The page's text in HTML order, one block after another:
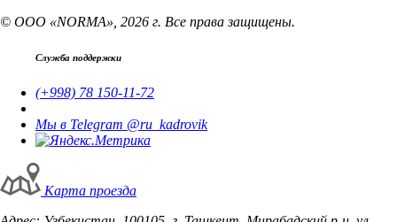
© ООО «NORMA», 2026 г. Все права защищены.
Служба поддержки
(+998) 78 150-11-72
Мы в Telegram @ru_kadrovik
Карта проезда